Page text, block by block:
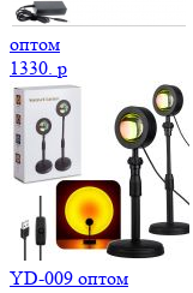
оптом
1330. p
YD-009 оптом